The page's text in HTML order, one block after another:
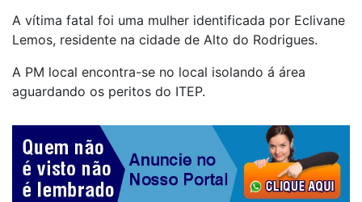
A vítima fatal foi uma mulher identificada por Eclivane
Lemos, residente na cidade de Alto do Rodrigues.
A PM local encontra-se no local isolando á área
aguardando os peritos do ITEP.